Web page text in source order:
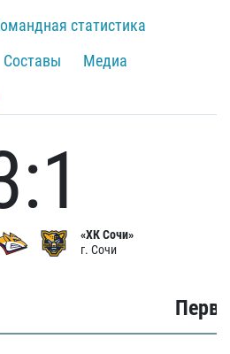
статистика
Составы
Медиа
«ХК Сочи»
г. Сочи